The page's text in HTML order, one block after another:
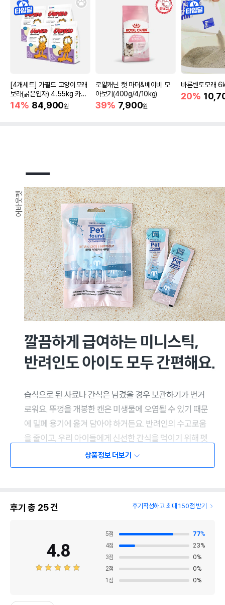
[4개세트] 가필드 고양이모래
보라(굵은입자) 4.55kg 카사
바모래
14% 84,900원
로얄캐닌 캣 마더&베이비 모
아보기(400g/4/10kg)
39% 7,900원
바른벤토모래
20%
상품정보 더보기
후기 총 25건 후기작성하고 최대 150점 받기
4.8
5점 77%
4점 23%
3점 0%
2점 0%
1 점 0%